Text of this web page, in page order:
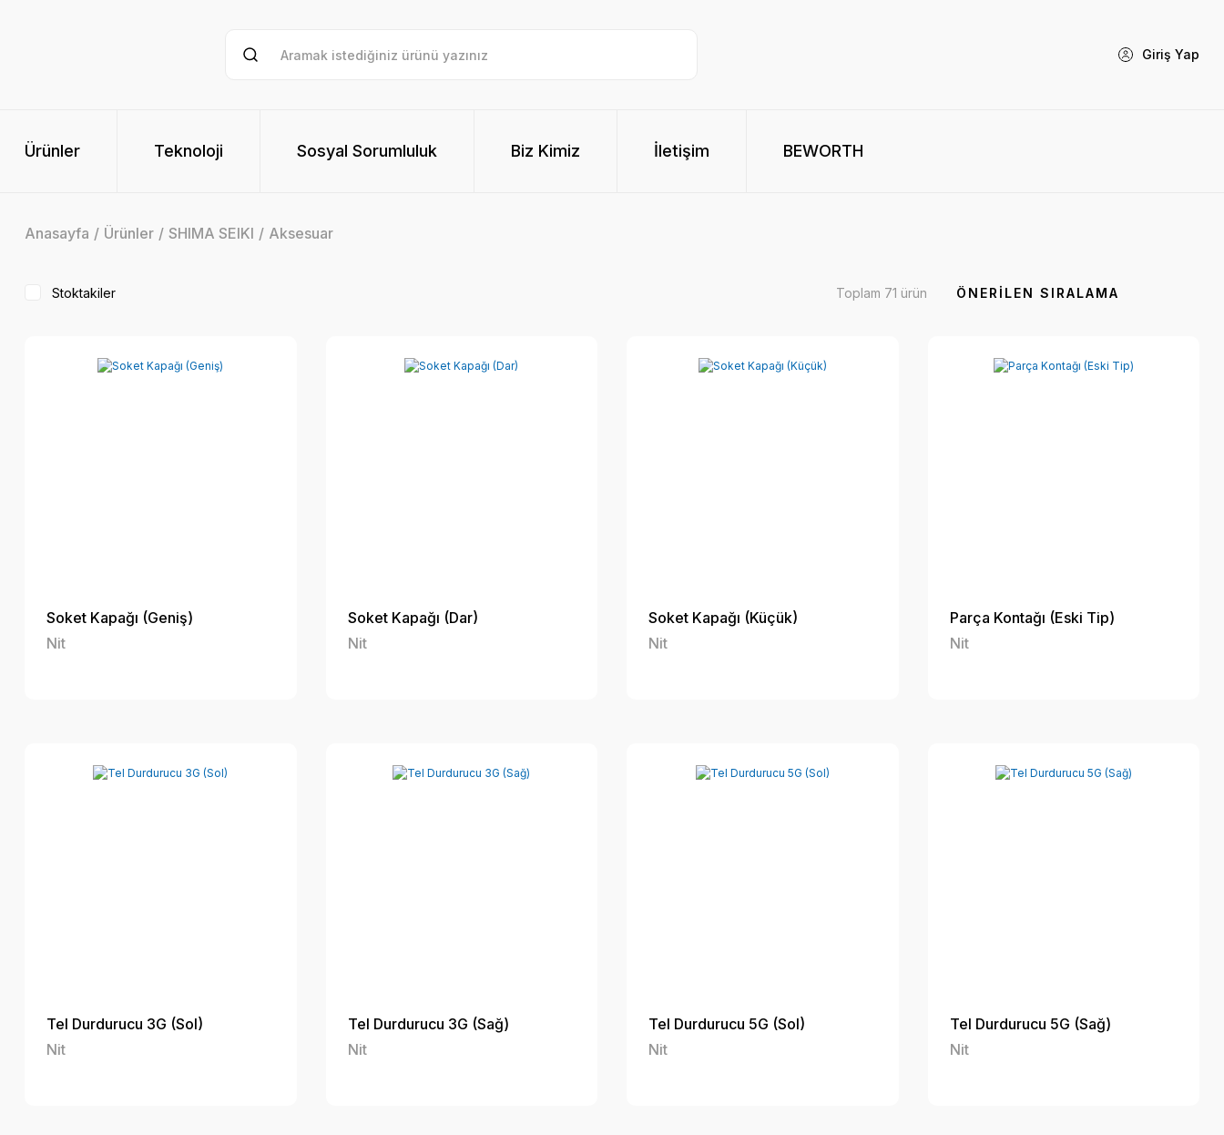
Giriş Yap
Ürünler Teknoloji Sosyal Sorumluluk Biz Kimiz İletişim BEWORTH
Anasayfa Ürünler SHIMA SEIKI Aksesuar
Stoktakiler Toplam 71 ürün
Soket Kapağı (Geniş)
Nit
Soket Kapağı (Dar)
Nit
Soket Kapağı (Küçük)
Nit
Parça Kontağı (Eski Tip)
Nit
Tel Durdurucu 3G (Sol)
Nit
Tel Durdurucu 3G (Sağ)
Nit
Tel Durdurucu 5G (Sol)
Nit
Tel Durdurucu 5G (Sağ)
Nit